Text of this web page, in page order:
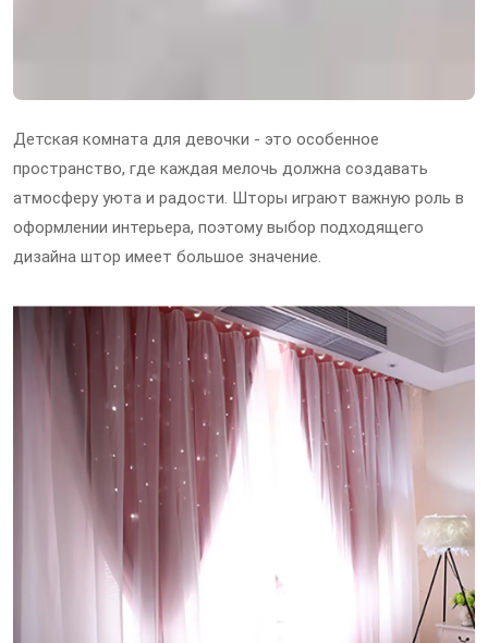
Детская комната для девочки - это особенное
пространство, где каждая мелочь должна создавать
атмосферу уюта и радости. Шторы играют важную роль в
оформлении интерьера, поэтому выбор подходящего
дизайна штор имеет большое значение.